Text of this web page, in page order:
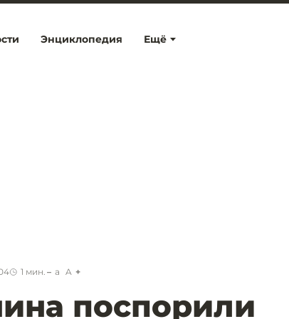
Ещё
Энциклопедия
1 мин. a A
поспорили